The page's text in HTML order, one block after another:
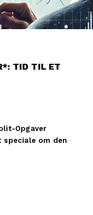
TID TIL ET
Opgaver
om den